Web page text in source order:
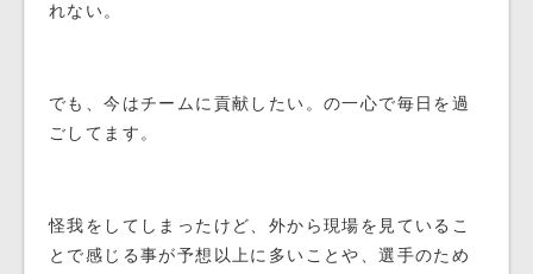
れない。
でも、今はチームに貢献したい。の一心で毎日を過
ごしてます。
怪我をしてしまったけど、外から現場を見ているこ
とで感じる事が予想以上に多いことや、選手のため